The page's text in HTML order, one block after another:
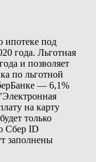
ипотеке под
года. Льготная
и позволяет
по льготной
— 6,1%
на карту
только
Сбер ID
заполнены